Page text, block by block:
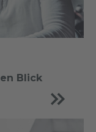
Blick